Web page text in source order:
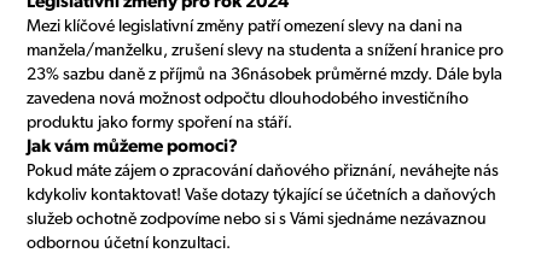
Mezi klíčové legislativní změny patří omezení slevy na dani na
manžela/manželku, zrušení slevy na studenta a snížení hranice pro
23% sazbu daně z příjmů na 36násobek průměrné mzdy. Dále byla
zavedena nová možnost odpočtu dlouhodobého investičního
produktu jako formy spoření na stáří.
Jak vám můžeme pomoci?
Pokud máte zájem o zpracování daňového přiznání, neváhejte nás
kdykoliv kontaktovat! Vaše dotazy týkající se účetních a daňových
služeb ochotně zodpovíme nebo si s Vámi sjednáme nezávaznou
odbornou účetní konzultaci.